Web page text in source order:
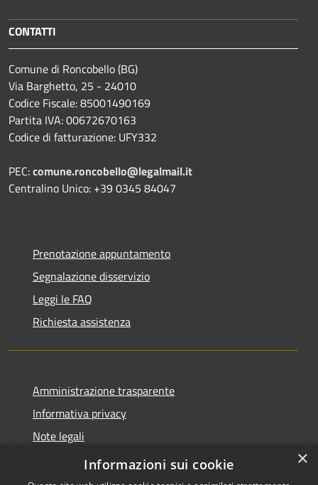
CONTATTI
Comune di Roncobello (BG)
Via Barghetto, 25 - 24010
Codice Fiscale: 85001490169
Partita IVA: 00672670163
Codice di fatturazione: UFY332
PEC:comune.roncobello@legalmail.it
Centralino Unico: +39 0345 84047
Prenotazione appuntamento
Segnalazione disservizio
Leggi le FAQ
Richiesta assistenza
Amministrazione trasparente
Informativa privacy
Note legali
Dichiarazione di accessibilità
×
Informazioni sui cookie